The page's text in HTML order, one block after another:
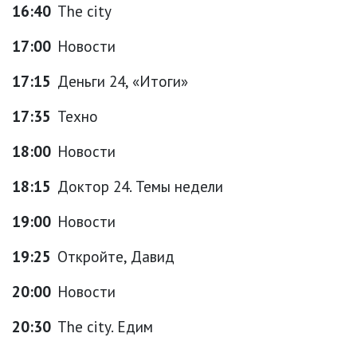
16:40 The city
17:00 Новости
17:15 Деньги 24, «Итоги»
17:35 Техно
18:00 Новости
18:15 Доктор 24. Темы недели
19:00 Новости
19:25 Откройте, Давид
20:00 Новости
20:30 The city. Едим